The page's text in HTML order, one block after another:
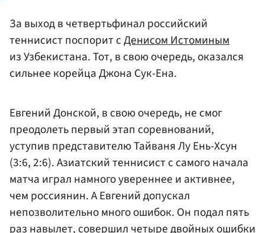
За выход в четвертьфинал российский
теннисист поспорит сДенисом Истоминым
из Узбекистана. Тот, в свою очередь, оказался
сильнее корейца Джона Сук-Ена.
Евгений Донской, в свою очередь, не смог
преодолеть первый этап соревнований,
уступив представителю Тайваня Лу Ень-Хсун
(3:6, 2:6). Азиатский теннисист с самого начала
матча играл намного увереннее и активнее,
чем россиянин. А Евгений допускал
непозволительно много ошибок. Он подал пять
раз навылет, совершил четыре двойных ошибки